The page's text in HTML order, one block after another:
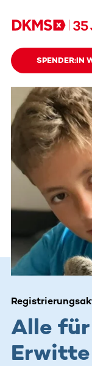
SPENDER:IN
Alle
Erwitte